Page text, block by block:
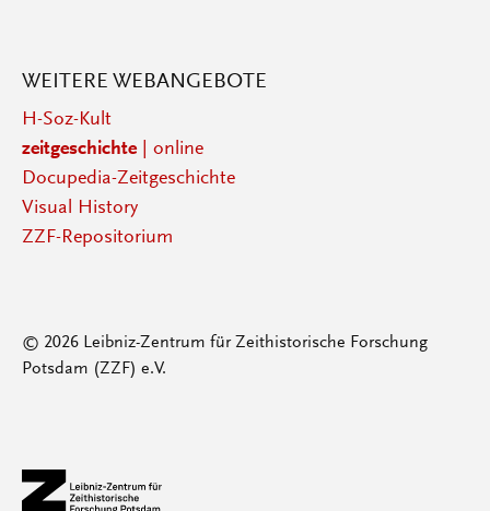
WEITERE WEBANGEBOTE
H-Soz-Kult
zeitgeschichte| online
Docupedia-Zeitgeschichte
Visual History
ZZF-Repositorium
© 2026 Leibniz-Zentrum für Zeithistorische Forschung
Potsdam (ZZF) e.V.